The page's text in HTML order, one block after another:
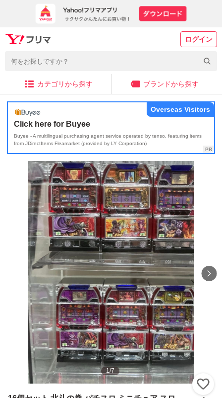
ログイン
カテゴリから探す ブランドから探す
Click here for Buyee
Buyee - A multilingual purchasing agent service operated by tenso, featuring items
from JDirectItems Fleamarket (provided by LY Corporation)
Overseas Visitors
1/7